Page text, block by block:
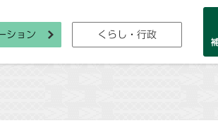
ション くらし・行政